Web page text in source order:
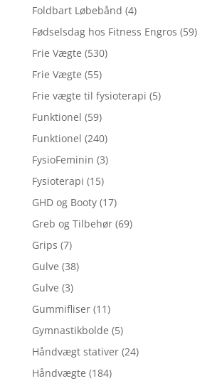
Foldbart Løbebånd (4)
Fødselsdag hos Fitness Engros (59)
Frie Vægte (530)
Frie Vægte (55)
Frie vægte til fysioterapi (5)
Funktionel (59)
Funktionel (240)
FysioFeminin (3)
Fysioterapi (15)
GHD og Booty (17)
Greb og Tilbehør (69)
Grips (7)
Gulve (38)
Gulve (3)
Gummifliser (11)
Gymnastikbolde (5)
Håndvægt stativer (24)
Håndvægte (184)